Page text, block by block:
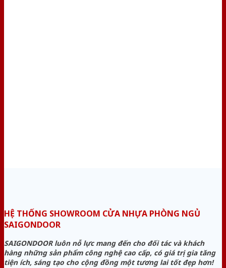
HỆ THỐNG SHOWROOM CỬA NHỰA PHÒNG NGỦ
SAIGONDOOR
SAIGONDOOR luôn nỗ lực mang đến cho đối tác và khách
hàng những sản phẩm công nghệ cao cấp, có giá trị gia tăng
tiện ích, sáng tạo cho cộng đồng một tương lai tốt đẹp hơn!